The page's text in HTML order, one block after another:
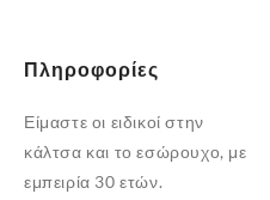
Πληροφορίες
Είμαστε οι ειδικοί στην
κάλτσα και το εσώρουχο, με
εμπειρία 30 ετών.